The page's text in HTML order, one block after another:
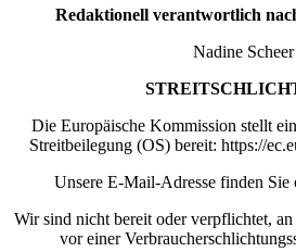
Redaktionell verantwortlich
Nadine Scheer
Die Europäische Kommission stellt
Streitbeilegung (OS) bereit: https://
Unsere E-Mail-Adresse finden Sie
Wir sind nicht bereit oder verpflichtet,
vor einer